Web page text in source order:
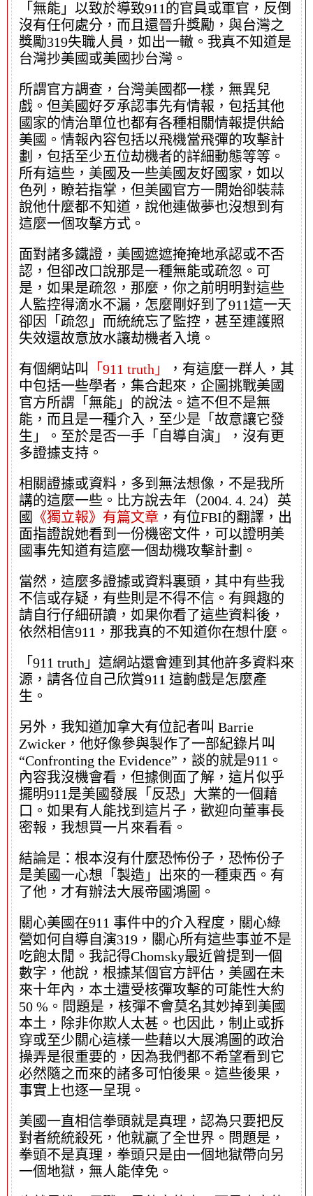
「無能」以致於導致911的官員或軍官，反倒
沒有任何處分，而且還晉升獎勵，與台灣之
獎勵319失職人員，如出一轍。我真不知道是
台灣抄美國或美國抄台灣。
所謂官方調查，台灣美國都一樣，無異兒
戲。但美國好歹承認事先有情報，包括其他
國家的情治單位也都有各種相關情報提供給
美國。情報內容包括以飛機當飛彈的攻擊計
劃，包括至少五位劫機者的詳細動態等等。
所有這些，美國及一些美國友好國家，如以
色列，瞭若指掌，但美國官方一開始卻裝蒜
說他什麼都不知道，說他連做夢也沒想到有
這麼一個攻擊方式。
面對諸多鐵證，美國遮遮掩掩地承認或不否
認，但卻改口說那是一種無能或疏忽。可
是，如果是疏忽，那麼，你之前明明對這些
人監控得滴水不漏，怎麼剛好到了911這一天
卻因「疏忽」而統統忘了監控，甚至連護照
失效還故意放水讓劫機者入境。
有個網站叫
「911 truth」
，有這麼一群人，其
中包括一些學者，集合起來，企圖挑戰美國
官方所謂「無能」的說法。這不但不是無
能，而且是一種介入，至少是「故意讓它發
生」。至於是否一手「自導自演」，沒有更
多證據支持。
相關證據或資料，多到無法想像，不是我所
講的這麼一些。比方說去年（2004. 4. 24）英
國
《獨立報》有篇文章 ，有位FBI的翻譯，出
面指證說她看到一份機密文件，可以證明美
國事先知道有這麼一個劫機攻擊計劃。
當然，這麼多證據或資料裏頭，其中有些我
不信或存疑，有些則是不得不信。有興趣的
請自行仔細研讀，如果你看了這些資料後，
依然相信911，那我真的不知道你在想什麼。
「911 truth」這網站還會連到其他許多資料來
源，請各位自己欣賞911 這齣戲是怎麼產
生。
另外，我知道加拿大有位記者叫 Barrie
Zwicker，他好像參與製作了一部紀錄片叫
“Confronting the Evidence”，談的就是911。
內容我沒機會看，但據側面了解，這片似乎
擺明911是美國發展「反恐」大業的一個藉
口。如果有人能找到這片子，歡迎向董事長
密報，我想買一片來看看。
結論是：根本沒有什麼恐怖份子，恐怖份子
是美國一心想「製造」出來的一種東西。有
了他，才有辦法大展帝國鴻圖。
關心美國在911 事件中的介入程度，關心綠
營如何自導自演319，關心所有這些事並不是
吃飽太閒。我記得Chomsky最近曾提到一個
數字，他說，根據某個官方評估，美國在未
來十年內，本土遭受核彈攻擊的可能性大約
50 %。問題是，核彈不會莫名其妙掉到美國
本土，除非你欺人太甚。也因此，制止或拆
穿或至少關心這樣一些藉以大展鴻圖的政治
操弄是很重要的，因為我們都不希望看到它
必然隨之而來的諸多可怕後果。這些後果，
事實上也逐一呈現。
美國一直相信拳頭就是真理，認為只要把反
對者統統殺死，他就贏了全世界。問題是，
拳頭不是真理，拳頭只是由一個地獄帶向另
一個地獄，無人能倖免。